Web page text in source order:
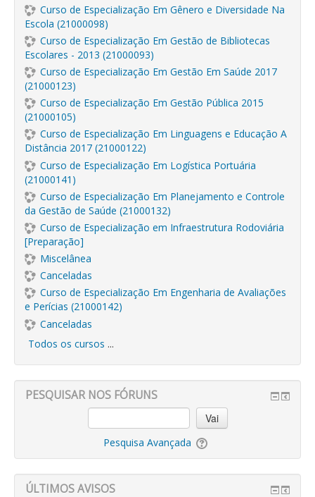
Curso de Especialização Em Gênero e Diversidade Na
Escola (21000098)
Curso de Especialização Em Gestão de Bibliotecas
Escolares - 2013 (21000093)
Curso de Especialização Em Gestão Em Saúde 2017
(21000123)
Curso de Especialização Em Gestão Pública 2015
(21000105)
Curso de Especialização Em Linguagens e Educação A
Distância 2017 (21000122)
Curso de Especialização Em Logística Portuária
(21000141)
Curso de Especialização Em Planejamento e Controle
da Gestão de Saúde (21000132)
Curso de Especialização em Infraestrutura Rodoviária
[Preparação]
Miscelânea
Canceladas
Curso de Especialização Em Engenharia de Avaliações
e Perícias (21000142)
Canceladas
Todos os cursos ...
PESQUISAR NOS FÓRUNS
Vai
Pesquisa Avançada
ÚLTIMOS AVISOS